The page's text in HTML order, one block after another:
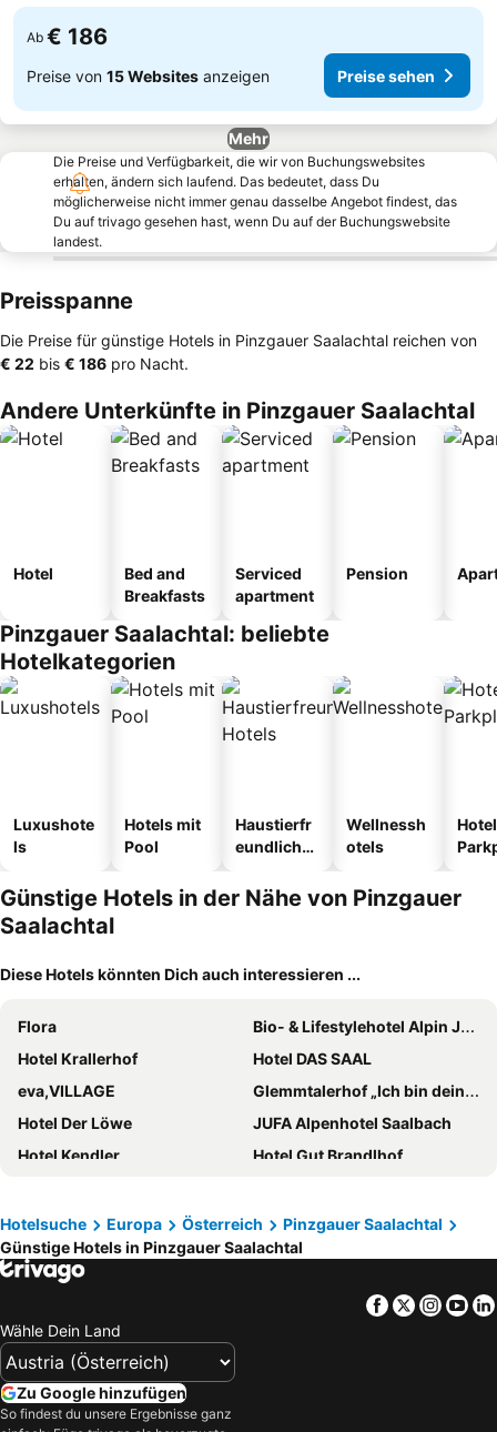
Ab € 186
Preise von 15 Websites anzeigen Preise sehen
Mehr
Die Preise und Verfügbarkeit, die wir von Buchungswebsites
erhalten, ändern sich laufend. Das bedeutet, dass Du
möglicherweise nicht immer genau dasselbe Angebot findest, das
Du auf trivago gesehen hast, wenn Du auf der Buchungswebsite
landest.
Preisspanne
Die Preise für günstige Hotels in Pinzgauer Saalachtal reichen von
‎€ 22 bis ‎€ 186 pro Nacht.
Andere Unterkünfte in Pinzgauer Saalachtal
Hotel
Bed and
Breakfasts
Serviced
apartment
Pension
Pinzgauer Saalachtal: beliebte
Hotelkategorien
Luxushote
ls
Hotels mit
Pool
Haustierfr
eundliche
Wellnessh
otels
Günstige Hotels in der Nähe von Pinzgauer
Saalachtal
Diese Hotels könnten Dich auch interessieren ...
Flora
Bio- & Lifestylehotel Alpin Juwel
Hotel Krallerhof
Hotel DAS SAAL
eva,VILLAGE
Glemmtalerhof „Ich bin dein Hotel“ mit 4-Sternen in Saalbach Hinterglemm
Hotel Der Löwe
JUFA Alpenhotel Saalbach
Hotel Kendler
Hotel Gut Brandlhof
Holzhotel Forsthofalm
Hotel Saalbacher Hof
Puradies
Stockinggut by AvenidA
Berger's Sporthotel
GLEMM by AvenidA Superior Hotel & Residences
Pension Hotel Eder - Saalbach
Hotel Leonhard
Familien- & Gartenhotel Theresia
Hotelsuche Europa Österreich
Pinzgauer Saalachtal
Günstige Hotels in Pinzgauer Saalachtal
Facebook
Twitter
Wähle Dein Land
Zu Google hinzufügen
So findest du unsere Ergebnisse ganz